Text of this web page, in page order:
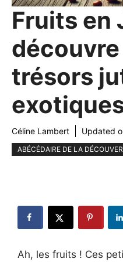
Fruits en
trésors
Céline Lambert Updated
ABÉCÉDAIRE DE LA
Ah, les fruits ! Ces